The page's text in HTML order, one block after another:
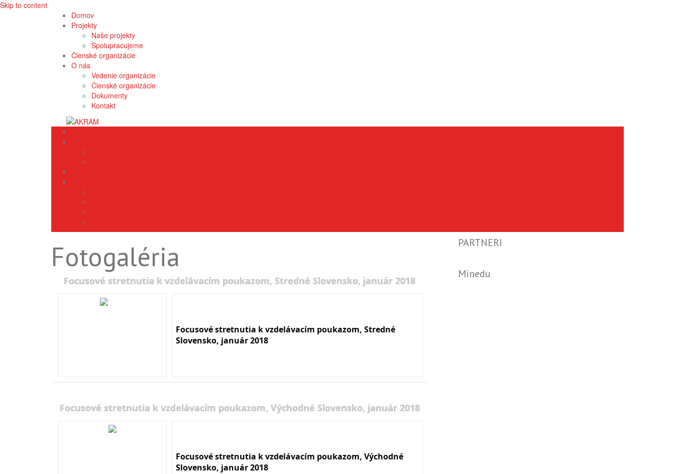
Skip to content
Domov
Projekty
Naše projekty
Spolupracujeme
Členské organizácie
O nás
Vedenie organizácie
Členské organizácie
Dokumenty
Kontakt
Fotogaléria
Focusové stretnutia k vzdelávacím poukazom, Stredné Slovensko, január 2018
Focusové stretnutia k vzdelávacím poukazom, Stredné
Slovensko, január 2018
Focusové stretnutia k vzdelávacím poukazom, Východné Slovensko, január 2018
Focusové stretnutia k vzdelávacím poukazom, Východné
Slovensko, január 2018
PARTNERI
Minedu